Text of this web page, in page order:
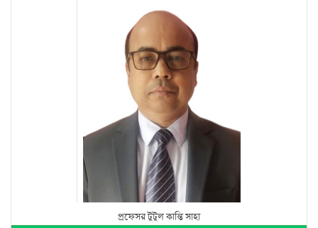
প্রফেসর টুটুল কান্তি সাহা